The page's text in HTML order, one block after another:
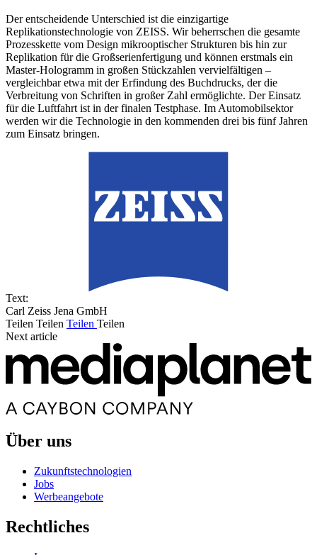
Der entscheidende Unterschied ist die einzigartige
Replikationstechnologie von ZEISS. Wir beherrschen die gesamte
Prozesskette vom Design mikrooptischer Strukturen bis hin zur
Replikation für die Großserienfertigung und können erstmals ein
Master-Hologramm in großen Stückzahlen vervielfältigen –
vergleichbar etwa mit der Erfindung des Buchdrucks, der die
Verbreitung von Schriften in großer Zahl ermöglichte. Der Einsatz
für die Luftfahrt ist in der finalen Testphase. Im Automobilsektor
werden wir die Technologie in den kommenden drei bis fünf Jahren
zum Einsatz bringen.
Text:
Carl Zeiss Jena GmbH
Teilen Teilen Teilen Teilen
Next article
Über uns
Zukunftstechnologien
Jobs
Werbeangebote
Rechtliches